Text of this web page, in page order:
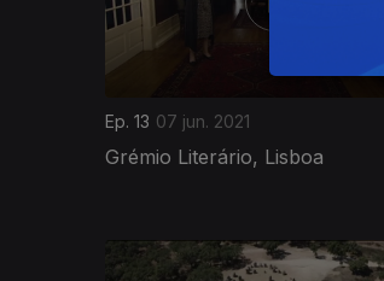
Ep. 13 07 jun. 2021
Grémio Literário, Lisboa